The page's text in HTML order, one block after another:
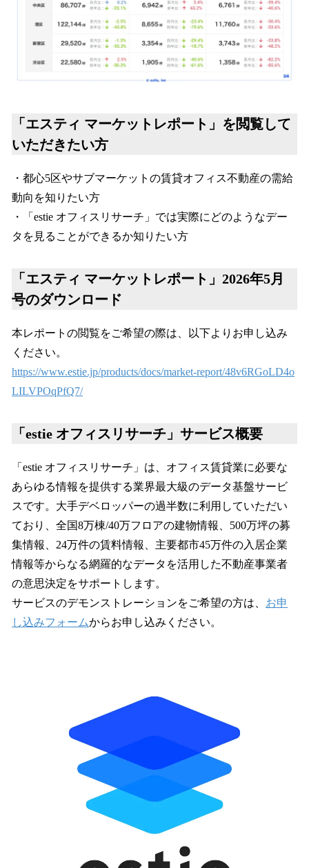
「エスティ マーケットレポート」を閲覧して
いただきたい方
・都心5区やサブマーケットの賃貸オフィス不動産の需給
動向を知りたい方
・「estie オフィスリサーチ」では実際にどのようなデー
タを見ることができるか知りたい方
「エスティ マーケットレポート」2026年5月
号のダウンロード
本レポートの閲覧をご希望の際は、以下よりお申し込み
ください。
https://www.estie.jp/products/docs/market-report/48v6RGoLD4o
LILVPOqPfQ7/
「estie オフィスリサーチ」サービス概要
「estie オフィスリサーチ」は、オフィス賃貸業に必要な
あらゆる情報を提供する業界最大級のデータ基盤サービ
スです。大手デベロッパーの過半数に利用していただい
ており、全国8万棟/40万フロアの建物情報、500万坪の募
集情報、24万件の賃料情報、主要都市45万件の入居企業
情報等からなる網羅的なデータを活用した不動産事業者
の意思決定をサポートします。
サービスのデモンストレーションをご希望の方は、 お申
し込みフォームからお申し込みください。